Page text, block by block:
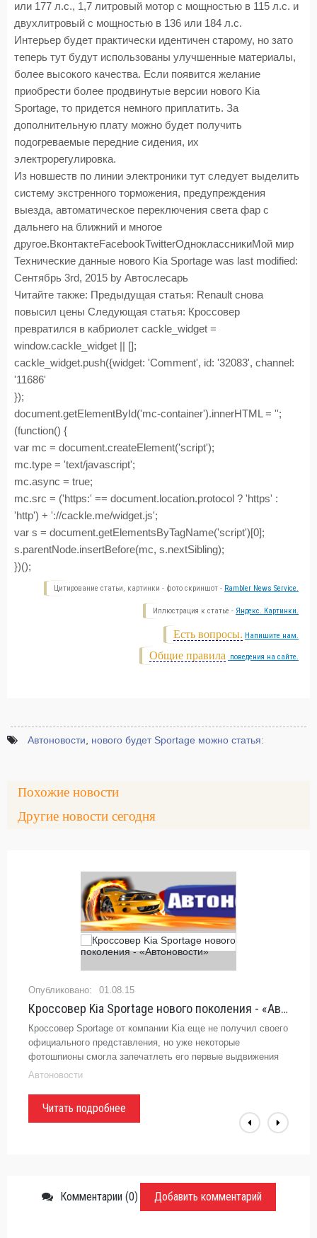
или 177 л.с., 1,7 литровый мотор с мощностью в 115 л.с. и
двухлитровый с мощностью в 136 или 184 л.с.
Интерьер будет практически идентичен старому, но зато
теперь тут будут использованы улучшенные материалы,
более высокого качества. Если появится желание
приобрести более продвинутые версии нового Kia
Sportage, то придется немного приплатить. За
дополнительную плату можно будет получить
подогреваемые передние сидения, их
электрорегулировка.
Из новшеств по линии электроники тут следует выделить
систему экстренного торможения, предупреждения
выезда, автоматическое переключения света фар с
дальнего на ближний и многое
другое.ВконтактеFacebookTwitterОдноклассникиМой мир
Технические данные нового Kia Sportage was last modified:
Сентябрь 3rd, 2015 by Автослесарь
Читайте также: Предыдущая статья: Renault снова
повысил цены Следующая статья: Кроссовер
превратился в кабриолет cackle_widget =
window.cackle_widget || [];
cackle_widget.push({widget: 'Comment', id: '32083', channel:
'11686'
});
document.getElementById('mc-container').innerHTML = '';
(function() {
var mc = document.createElement('script');
mc.type = 'text/jаvascript';
mc.async = true;
mc.src = ('https:' == document.location.protocol ? 'https' :
'http') + '://cackle.me/widget.js';
var s = document.getElementsByTagName('script')[0];
s.parentNode.insertBefore(mc, s.nextSibling);
})();
Цитирование статьи, картинки - фото скриншот - Rambler News Service.
Иллюстрация к статье - Яндекс. Картинки.
Есть вопросы. Напишите нам.
Общие правила поведения на сайте.
Автоновости нового будет Sportage можно статья:
Похожие новости
Другие новости сегодня
01.08.15
Кроссовер Kia Sportage нового поколения - «Автоновости»
Кроссовер Sportage от компании Kia еще не получил своего
официального представления, но уже некоторые
фотошпионы смогла запечатлеть его первые выдвижения
на улице. Все это произошло во время того, как
Автоновости
Читать подробнее
Комментарии (0) Добавить комментарий